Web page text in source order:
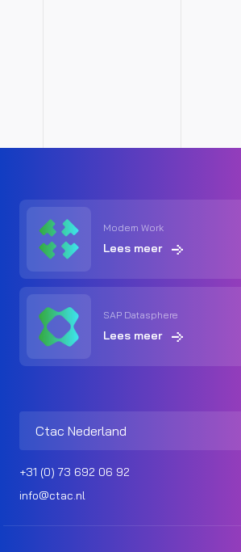
Modern Work
Lees meer
SAP Datasphere
Lees meer
Ctac Nederland
+31 (0) 73 692 06 92
info@ctac.nl